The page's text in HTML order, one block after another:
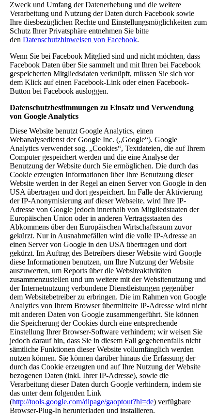
Zweck und Umfang der Datenerhebung und die weitere
Verarbeitung und Nutzung der Daten durch Facebook sowie
Ihre diesbezüglichen Rechte und Einstellungsmöglichkeiten zum
Schutz Ihrer Privatsphäre entnehmen Sie bitte
den Datenschutzhinweisen von Facebook.
Wenn Sie bei Facebook Mitglied sind und nicht möchten, dass
Facebook Daten über Sie sammelt und mit Ihren bei Facebook
gespeicherten Mitgliedsdaten verknüpft, müssen Sie sich vor
dem Klick auf einen Facebook-Link oder einen Facebook-
Button bei Facebook ausloggen.
Datenschutzbestimmungen zu Einsatz und Verwendung
von Google Analytics
Diese Website benutzt Google Analytics, einen
Webanalysedienst der Google Inc. („Google“). Google
Analytics verwendet sog. „Cookies“, Textdateien, die auf Ihrem
Computer gespeichert werden und die eine Analyse der
Benutzung der Website durch Sie ermöglichen. Die durch das
Cookie erzeugten Informationen über Ihre Benutzung dieser
Website werden in der Regel an einen Server von Google in den
USA übertragen und dort gespeichert. Im Falle der Aktivierung
der IP-Anonymisierung auf dieser Webseite, wird Ihre IP-
Adresse von Google jedoch innerhalb von Mitgliedstaaten der
Europäischen Union oder in anderen Vertragsstaaten des
Abkommens über den Europäischen Wirtschaftsraum zuvor
gekürzt. Nur in Ausnahmefällen wird die volle IP-Adresse an
einen Server von Google in den USA übertragen und dort
gekürzt. Im Auftrag des Betreibers dieser Website wird Google
diese Informationen benutzen, um Ihre Nutzung der Website
auszuwerten, um Reports über die Websiteaktivitäten
zusammenzustellen und um weitere mit der Websitenutzung und
der Internetnutzung verbundene Dienstleistungen gegenüber
dem Websitebetreiber zu erbringen. Die im Rahmen von Google
Analytics von Ihrem Browser übermittelte IP-Adresse wird nicht
mit anderen Daten von Google zusammengeführt. Sie können
die Speicherung der Cookies durch eine entsprechende
Einstellung Ihrer Browser-Software verhindern; wir weisen Sie
jedoch darauf hin, dass Sie in diesem Fall gegebenenfalls nicht
sämtliche Funktionen dieser Website vollumfänglich werden
nutzen können. Sie können darüber hinaus die Erfassung der
durch das Cookie erzeugten und auf Ihre Nutzung der Website
bezogenen Daten (inkl. Ihrer IP-Adresse), sowie die
Verarbeitung dieser Daten durch Google verhindern, indem sie
das unter dem folgenden Link
(http://tools.google.com/dlpage/gaoptout?hl=de) verfügbare
Browser-Plug-In herunterladen und installieren.